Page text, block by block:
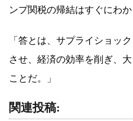
ンプ関税の帰結はすぐにわか
「答とは、サプライショッ
させ、経済の効率を削ぎ、
ことだ。」
関連投稿: